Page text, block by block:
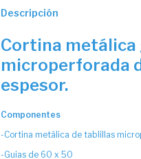
Descripción
Cortina metálica
microperforada
espesor.
Componentes
-Cortina metálica de tablillas
-Guias de 60 x 50